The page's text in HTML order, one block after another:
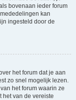
bovenaan ieder forum
kan
ingesteld door de
het forum dat je aan
zo snel mogelijk lezen.
het forum waarin ze
van de vereiste